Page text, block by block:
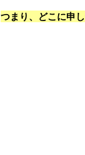
つまり、どこに申